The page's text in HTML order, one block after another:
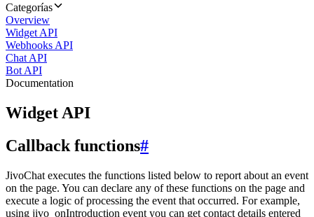
Categorías
Overview
Widget API
Webhooks API
Chat API
Bot API
Documentation
Widget API
Callback functions#
JivoChat executes the functions listed below to report about an event
on the page. You can declare any of these functions on the page and
execute a logic of processing the event that occurred. For example,
using jivo_onIntroduction event you can get contact details entered